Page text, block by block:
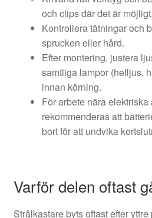
och clips där det är möjligt.
Kontrollera tätningar och
sprucken eller hård.
Efter montering, justera
samtliga lampor (helljus,
innan körning.
För arbete nära
rekommenderas att
bort för att undvika
Varför delen oftast
Strålkastare byts oftast efter